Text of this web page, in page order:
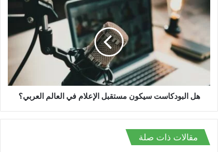
البودكاست
سيكون
الإعلام
في
العالم
هل البودكاست سيكون مستقبل الإعلام في العالم العربي؟
مقالات ذات صلة